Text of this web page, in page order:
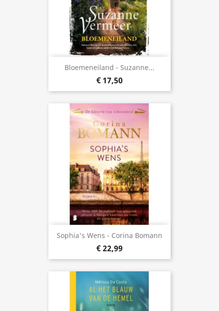
Bloemeneiland - Suzanne...
€ 17,50
Sophia's Wens - Corina Bomann
€ 22,99